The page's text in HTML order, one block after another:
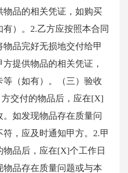
品的相关凭证，如购买
）。2.乙方应按照本合同
品完好无损地交付给甲
提供物品的相关凭证，
（如有）。（三）验收
交付的物品后，应在[X]
如发现物品存在质量问
，应及时通知甲方。2.甲
品后，应在[X]个工作日
物品存在质量问题或与本